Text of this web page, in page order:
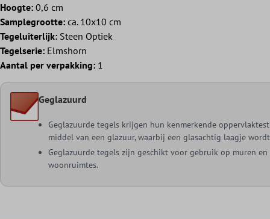
Hoogte: 0,6 cm
Samplegrootte: ca. 10x10 cm
Tegeluiterlijk: Steen Optiek
Tegelserie: Elmshorn
Aantal per verpakking: 1
Geglazuurd
Geglazuurde tegels krijgen hun kenmerkende
middel van een glazuur, waarbij een glasachtig laagje
Geglazuurde tegels zijn geschikt voor gebruik op muren
woonruimtes.